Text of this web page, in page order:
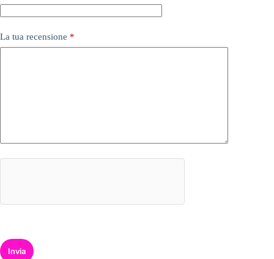
La tua recensione *
Invia